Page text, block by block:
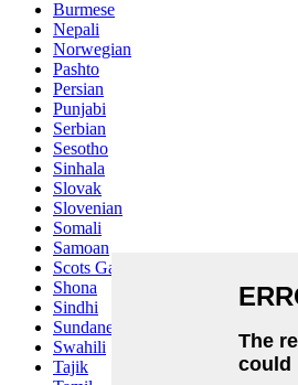
Burmese
Nepali
Norwegian
Pashto
Persian
Punjabi
Serbian
Sesotho
Sinhala
Slovak
Slovenian
Somali
Samoan
Scots Gaelic
Shona
Sindhi
Sundanese
Swahili
Tajik